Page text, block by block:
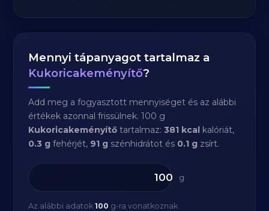
Mennyi tápanyagot tartalmaz a
Kukoricakeményítő?
Add meg a fogyasztott mennyiséget és az alábbi
értékek azonnal frissülnek. 100 g
Kukoricakeményítő tartalmaz:381 kcal kalóriát,
0.3 g fehérjét, 91 g szénhidrátot és 0.1 g zsírt.
g
Az alábbi adatok100 g-ra vonatkoznak.